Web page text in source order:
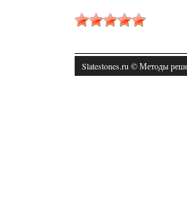
Slatestones.ru © Метοды